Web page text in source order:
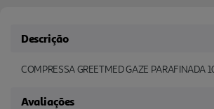
Descrição
COMPRESSA GREETMED GAZE PARAFINADA
Avaliações